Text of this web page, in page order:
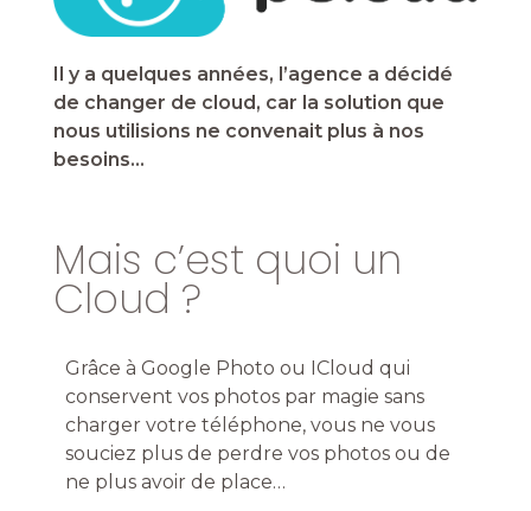
Il y a quelques années, l’agence a décidé
de changer de cloud, car la solution que
nous utilisions ne convenait plus à nos
besoins…
Mais c’est quoi un
Cloud ?
Grâce à Google Photo ou ICloud qui
conservent vos photos par magie sans
charger votre téléphone, vous ne vous
souciez plus de perdre vos photos ou de
ne plus avoir de place…